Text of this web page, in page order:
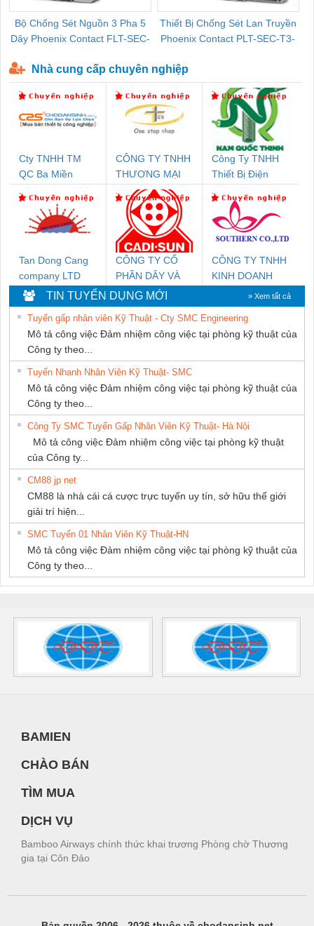
Bộ Chống Sét Nguồn 3 Pha 5
Dây Phoenix Contact FLT-SEC-
Thiết Bị Chống Sét Lan Truyền
Phoenix Contact PLT-SEC-T3-
Nhà cung cấp chuyên nghiệp
Cty TNHH TM
QC Ba Miền
CÔNG TY TNHH
THƯƠNG MẠI
THIÊN ÂN VIỆT
NAM
Công Ty TNHH
Thiết Bị Điện
Tan Dong Cang
company LTD
CÔNG TY CỔ
PHẦN DÂY VÀ
CÁP ĐIỆN
THƯỢNG ĐÌNH
CÔNG TY TNHH
KINH DOANH
DỊCH VỤ XNK
PHƯƠNG NAM
TIN TUYỂN DỤNG MỚI » Xem tất cả
Tuyển gấp nhân viên Kỹ Thuật - Cty SMC Engineering
Mô tả công việc Đảm nhiệm công việc tại phòng kỹ thuật của
Công ty theo...
Tuyển Nhanh Nhân Viên Kỹ Thuật- SMC
Mô tả công việc Đảm nhiệm công việc tại phòng kỹ thuật của
Công ty theo...
Công Ty SMC Tuyển Gấp Nhân Viên Kỹ Thuật- Hà Nội
Mô tả công việc Đảm nhiệm công việc tại phòng kỹ thuật
của Công ty...
CM88 jp net
CM88 là nhà cái cá cược trực tuyến uy tín, sở hữu thế giới
giải trí hiện...
SMC Tuyển 01 Nhân Viên Kỹ Thuật-HN
Mô tả công việc Đảm nhiệm công việc tại phòng kỹ thuật của
Công ty theo...
BAMIEN
CHÀO BÁN
TÌM MUA
DỊCH VỤ
Bamboo Airways chính thức khai trương Phòng chờ Thương
gia tại Côn Đảo